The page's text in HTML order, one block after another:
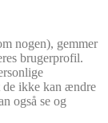
nogen), gemmer
brugerprofil.
de ikke kan ændre
også se og